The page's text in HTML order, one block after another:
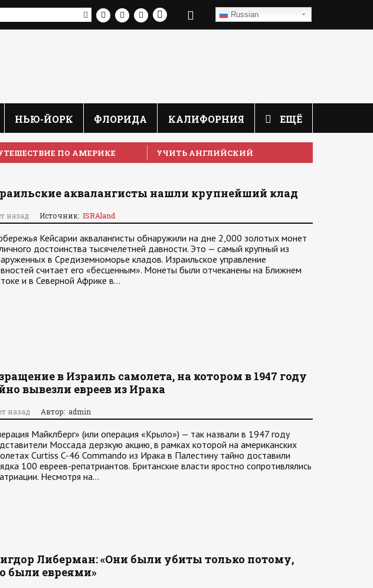
Russian
НЬЮ-ЙОРК ФЛОРИДА КАЛИФОРНИЯ ЕЩЁ
ПО АМЕРИКЕ УЧИТЬ АНГЛИЙСКИЙ
аквалангисты нашли крупнейший клад
назад Источник: ISRAland
Кейсарии аквалангисты обнаружили на дне 2,000 золотых монет
достоинства тысячелетней давности. Это — самый крупный из
в Средиземноморье кладов. Израильское управление
считает его «бесценным». Монеты были отчеканены на Ближнем
и в Северной Африке в…
в Израиль самолета, на котором в 1947 году
вывезли евреев из Ирака
назад Автор: admin
Майклберг» (или операция «Крыло») — так назвали в 1947 году
Моссада дерзкую акцию, в рамках которой на американских
Curtiss C-46 Commando из Ирака в Палестину тайно доставили
100 евреев-репатриантов. Британские власти яростно сопротивлялись
Несмотря на…
Либерман: «Они были убиты только потому,
были евреями»